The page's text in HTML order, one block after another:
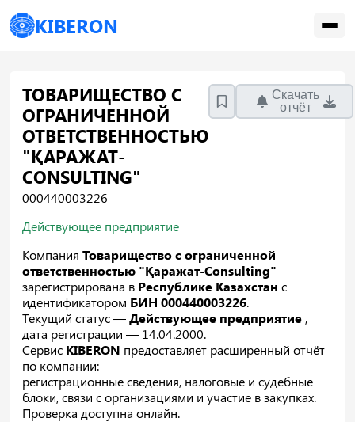
KIBERON
ТОВАРИЩЕСТВО С
ОГРАНИЧЕННОЙ
ОТВЕТСТВЕННОСТЬЮ
"ҚАРАЖАТ-
CONSULTING"
000440003226
Скачать
отчёт
Действующее предприятие
Компания Товарищество с ограниченной
ответственностью "Қаражат-Consulting"
зарегистрирована в Республике Казахстан с
идентификатором БИН 000440003226.
Текущий статус —Действующее предприятие ,
дата регистрации — 14.04.2000.
Сервис KIBERON предоставляет расширенный отчёт
по компании:
регистрационные сведения, налоговые и судебные
блоки, связи с организациями и участие в закупках.
Проверка доступна онлайн.